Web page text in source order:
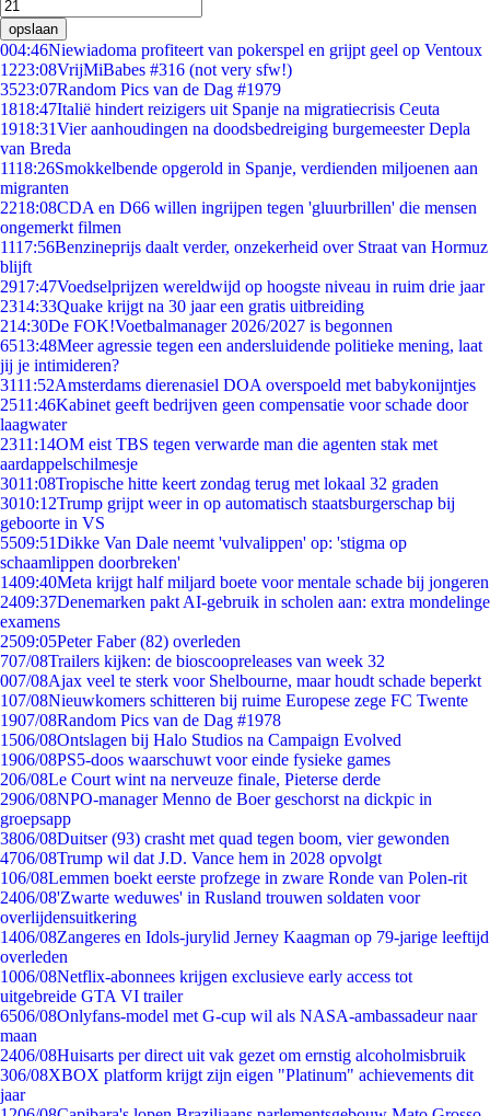
opslaan
004:46Niewiadoma profiteert van pokerspel en grijpt geel op Ventoux
1223:08VrijMiBabes #316 (not very sfw!)
3523:07Random Pics van de Dag #1979
1818:47Italië hindert reizigers uit Spanje na migratiecrisis Ceuta
1918:31Vier aanhoudingen na doodsbedreiging burgemeester Depla
van Breda
1118:26Smokkelbende opgerold in Spanje, verdienden miljoenen aan
migranten
2218:08CDA en D66 willen ingrijpen tegen 'gluurbrillen' die mensen
ongemerkt filmen
1117:56Benzineprijs daalt verder, onzekerheid over Straat van Hormuz
blijft
2917:47Voedselprijzen wereldwijd op hoogste niveau in ruim drie jaar
2314:33Quake krijgt na 30 jaar een gratis uitbreiding
214:30De FOK!Voetbalmanager 2026/2027 is begonnen
6513:48Meer agressie tegen een andersluidende politieke mening, laat
jij je intimideren?
3111:52Amsterdams dierenasiel DOA overspoeld met babykonijntjes
2511:46Kabinet geeft bedrijven geen compensatie voor schade door
laagwater
2311:14OM eist TBS tegen verwarde man die agenten stak met
aardappelschilmesje
3011:08Tropische hitte keert zondag terug met lokaal 32 graden
3010:12Trump grijpt weer in op automatisch staatsburgerschap bij
geboorte in VS
5509:51Dikke Van Dale neemt 'vulvalippen' op: 'stigma op
schaamlippen doorbreken'
1409:40Meta krijgt half miljard boete voor mentale schade bij jongeren
2409:37Denemarken pakt AI-gebruik in scholen aan: extra mondelinge
examens
2509:05Peter Faber (82) overleden
707/08Trailers kijken: de bioscoopreleases van week 32
007/08Ajax veel te sterk voor Shelbourne, maar houdt schade beperkt
107/08Nieuwkomers schitteren bij ruime Europese zege FC Twente
1907/08Random Pics van de Dag #1978
1506/08Ontslagen bij Halo Studios na Campaign Evolved
1906/08PS5-doos waarschuwt voor einde fysieke games
206/08Le Court wint na nerveuze finale, Pieterse derde
2906/08NPO-manager Menno de Boer geschorst na dickpic in
groepsapp
3806/08Duitser (93) crasht met quad tegen boom, vier gewonden
4706/08Trump wil dat J.D. Vance hem in 2028 opvolgt
106/08Lemmen boekt eerste profzege in zware Ronde van Polen-rit
2406/08'Zwarte weduwes' in Rusland trouwen soldaten voor
overlijdensuitkering
1406/08Zangeres en Idols-jurylid Jerney Kaagman op 79-jarige leeftijd
overleden
1006/08Netflix-abonnees krijgen exclusieve early access tot
uitgebreide GTA VI trailer
6506/08Onlyfans-model met G-cup wil als NASA-ambassadeur naar
maan
2406/08Huisarts per direct uit vak gezet om ernstig alcoholmisbruik
306/08XBOX platform krijgt zijn eigen "Platinum" achievements dit
jaar